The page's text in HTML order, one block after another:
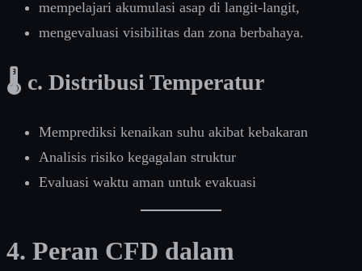
mempelajari akumulasi asap di langit-langit,
mengevaluasi visibilitas dan zona berbahaya.
🌡️ c. Distribusi Temperatur
Memprediksi kenaikan suhu akibat kebakaran
Analisis risiko kegagalan struktur
Evaluasi waktu aman untuk evakuasi
4. Peran CFD dalam